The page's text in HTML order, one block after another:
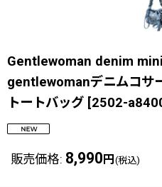
Gentlewoman denim
gentlewomanデニムコサ
トートバッグ [2502-
販売価格: 8,990 円 (税込)